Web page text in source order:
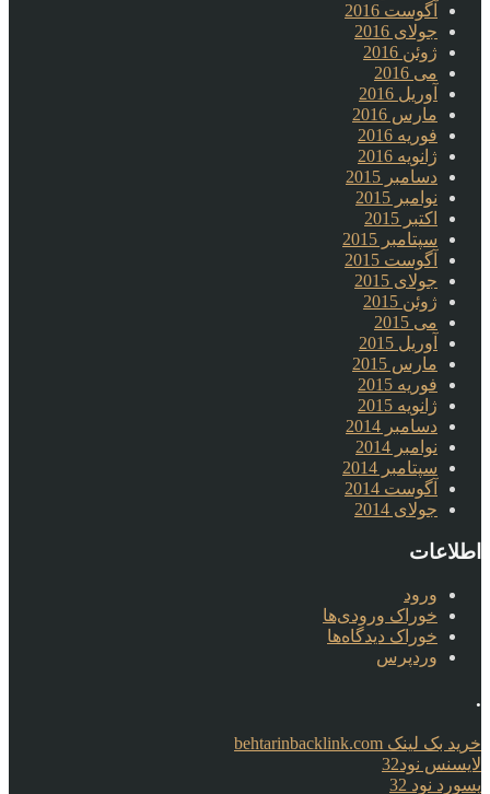
آگوست 2016
جولای 2016
ژوئن 2016
می 2016
آوریل 2016
مارس 2016
فوریه 2016
ژانویه 2016
دسامبر 2015
نوامبر 2015
اکتبر 2015
سپتامبر 2015
آگوست 2015
جولای 2015
ژوئن 2015
می 2015
آوریل 2015
مارس 2015
فوریه 2015
ژانویه 2015
دسامبر 2014
نوامبر 2014
سپتامبر 2014
آگوست 2014
جولای 2014
اطلاعات
ورود
خوراک ورودی‌ها
خوراک دیدگاه‌ها
وردپرس
.
خرید بک لینک behtarinbacklink.com
لایسنس نود32
پسورد نود 32